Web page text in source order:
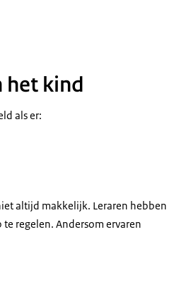
het kind
als er:
altijd makkelijk. Leraren hebben
regelen. Andersom ervaren